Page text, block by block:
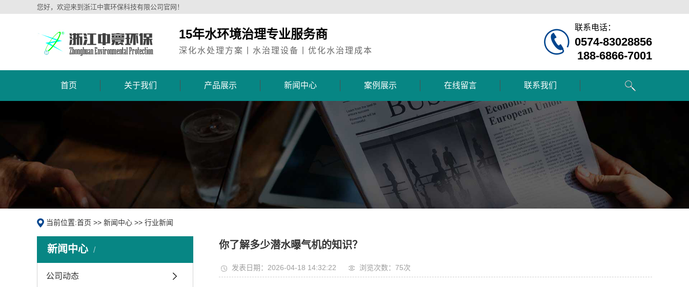
您好，欢迎来到浙江中寰环保科技有限公司官网！
15年水环境治理专业服务商
深化水处理方案丨水治理设备丨优化水治理成本
联系电话：
0574-83028856
188-6866-7001
首页 关于我们 产品展示 新闻中心 案例展示 在线留言 联系我们
当前位置:首页 >> 新闻中心 >> 行业新闻
新闻中心
公司动态
你了解多少潜水曝气机的知识？
发表日期：2026-04-18 14:32:22 浏览次数：75次